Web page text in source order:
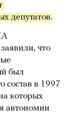
депутатов.
что
был
состав в 1997
которых
автономии